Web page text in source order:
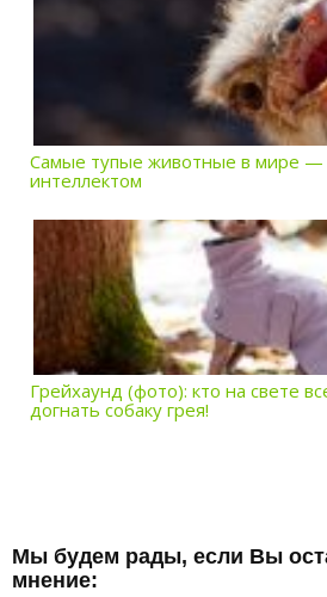
Самые тупые животные в мире —
интеллектом
Грейхаунд (фото): кто на свете
догнать собаку грея!
Мы будем рады, если Вы
мнение: